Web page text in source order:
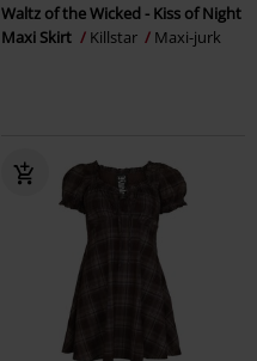
Waltz of the Wicked - Kiss of Night
Maxi Skirt
Killstar Maxi-jurk